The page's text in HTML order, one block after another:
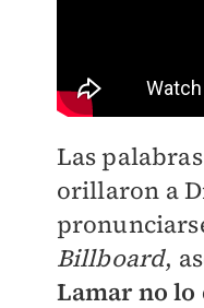
Las
orillaron a
Billboard,
Lamar no lo